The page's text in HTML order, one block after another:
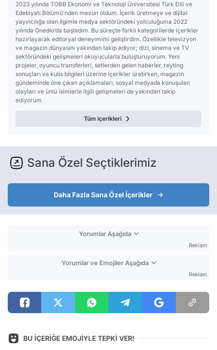
2023 yılında TOBB Ekonomi ve Teknoloji Üniversitesi Türk Dili ve
Edebiyatı Bölümü’nden mezun oldum. İçerik üretmeye ve dijital
yayıncılığa olan ilgimle medya sektöründeki yolculuğuma 2022
yılında Onedio’da başladım. Bu süreçte farklı kategorilerde içerikler
hazırlayarak editoryal deneyimimi geliştirdim. Özellikle televizyon
ve magazin dünyasını yakından takip ediyor; dizi, sinema ve TV
sektöründeki gelişmeleri okuyucularla buluşturuyorum. Yeni
projeler, oyuncu transferleri, setlerden gelen haberler, reyting
sonuçları ve kulis bilgileri üzerine içerikler üretirken, magazin
gündeminde öne çıkan açıklamaları, sosyal medyada konuşulan
olayları ve ünlü isimlerle ilgili gelişmeleri de yakından takip
ediyorum.
Tüm içerikleri
Sana Özel Seçtiklerimiz
Daha Fazla Sana Özel İçerikler
Yorumlar Aşağıda
Reklam
Yorumlar ve Emojiler Aşağıda
Reklam
BU İÇERİĞE EMOJİYLE TEPKİ VER!